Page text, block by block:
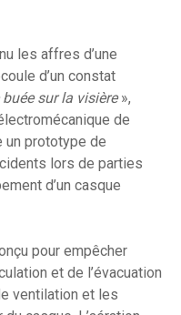
les affres d’une
d’un constat
sur la visière»,
de
un prototype de
lors de parties
d’un casque
pour empêcher
et de l’évacuation
ventilation et les